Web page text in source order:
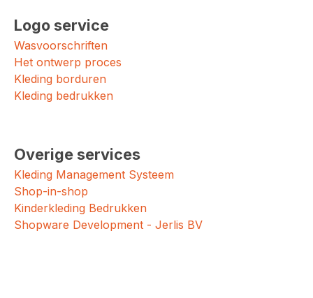
Logo service
Wasvoorschriften
Het ontwerp proces
Kleding borduren
Kleding bedrukken
Overige services
Kleding Management Systeem
Shop-in-shop
Kinderkleding Bedrukken
Shopware Development - Jerlis BV